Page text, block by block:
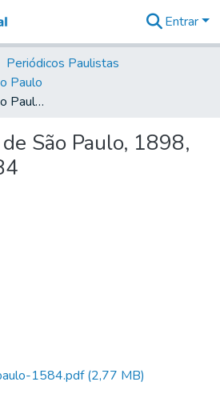
&
Coleções
Tudo na
Biblioteca
Estatísticas
Entrar
Periódicos Paulistas
Paulo
O Commercio de São Paulo, 1898, Ano VI, n. 1584
São Paulo, 1898,
1584.pdf(2,77 MB)